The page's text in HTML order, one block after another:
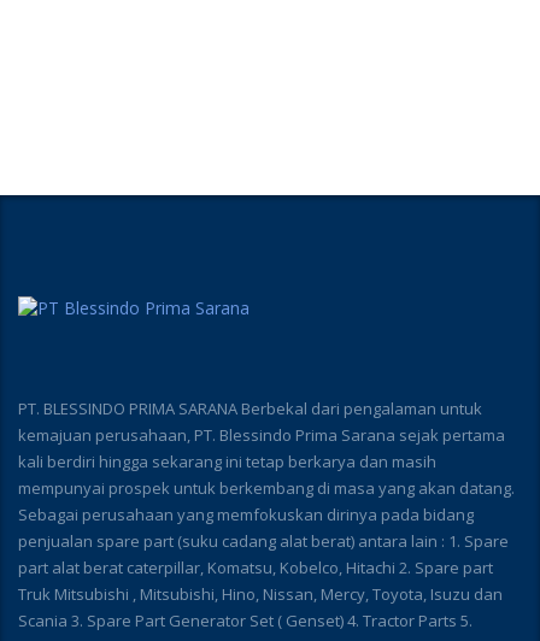
PT. BLESSINDO PRIMA SARANA Berbekal dari pengalaman untuk
kemajuan perusahaan, PT. Blessindo Prima Sarana sejak pertama
kali berdiri hingga sekarang ini tetap berkarya dan masih
mempunyai prospek untuk berkembang di masa yang akan datang.
Sebagai perusahaan yang memfokuskan dirinya pada bidang
penjualan spare part (suku cadang alat berat) antara lain : 1. Spare
part alat berat caterpillar, Komatsu, Kobelco, Hitachi 2. Spare part
Truk Mitsubishi , Mitsubishi, Hino, Nissan, Mercy, Toyota, Isuzu dan
Scania 3. Spare Part Generator Set ( Genset) 4. Tractor Parts 5.